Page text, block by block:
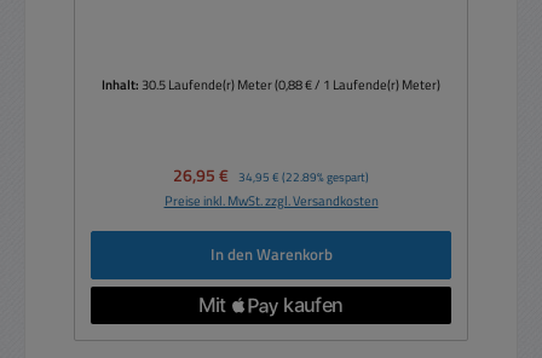
Inhalt:30.5 Laufende(r) Meter(0,88 € / 1 Laufende(r) Meter)
Verkaufspreis:
26,95 € Regulärer Preis:
34,95 € (22.89% gespart)
Preise inkl. MwSt. zzgl. Versandkosten
In den Warenkorb